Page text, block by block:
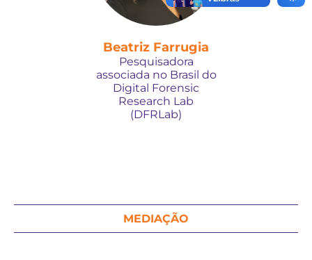
Beatriz Farrugia
Pesquisadora
associada no Brasil do
Digital Forensic
Research Lab
(DFRLab)
MEDIAÇÃO